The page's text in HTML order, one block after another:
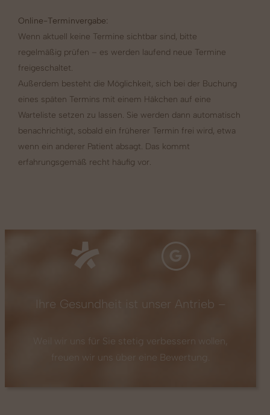
Online-Terminvergabe:
Wenn aktuell keine Termine sichtbar sind, bitte
regelmäßig prüfen – es werden laufend neue Termine
freigeschaltet.
Außerdem besteht die Möglichkeit, sich bei der Buchung
eines späten Termins mit einem Häkchen auf eine
Warteliste setzen zu lassen. Sie werden dann automatisch
benachrichtigt, sobald ein früherer Termin frei wird, etwa
wenn ein anderer Patient absagt. Das kommt
erfahrungsgemäß recht häufig vor.
Ihre Gesundheit ist unser Antrieb –
Weil wir uns für Sie stetig verbessern wollen,
freuen wir uns über eine Bewertung.